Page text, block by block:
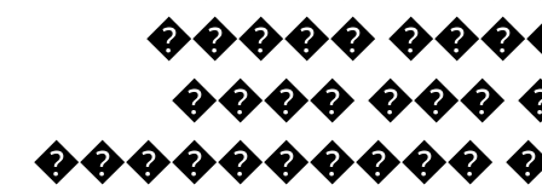
�������ɡ ���
������
�������